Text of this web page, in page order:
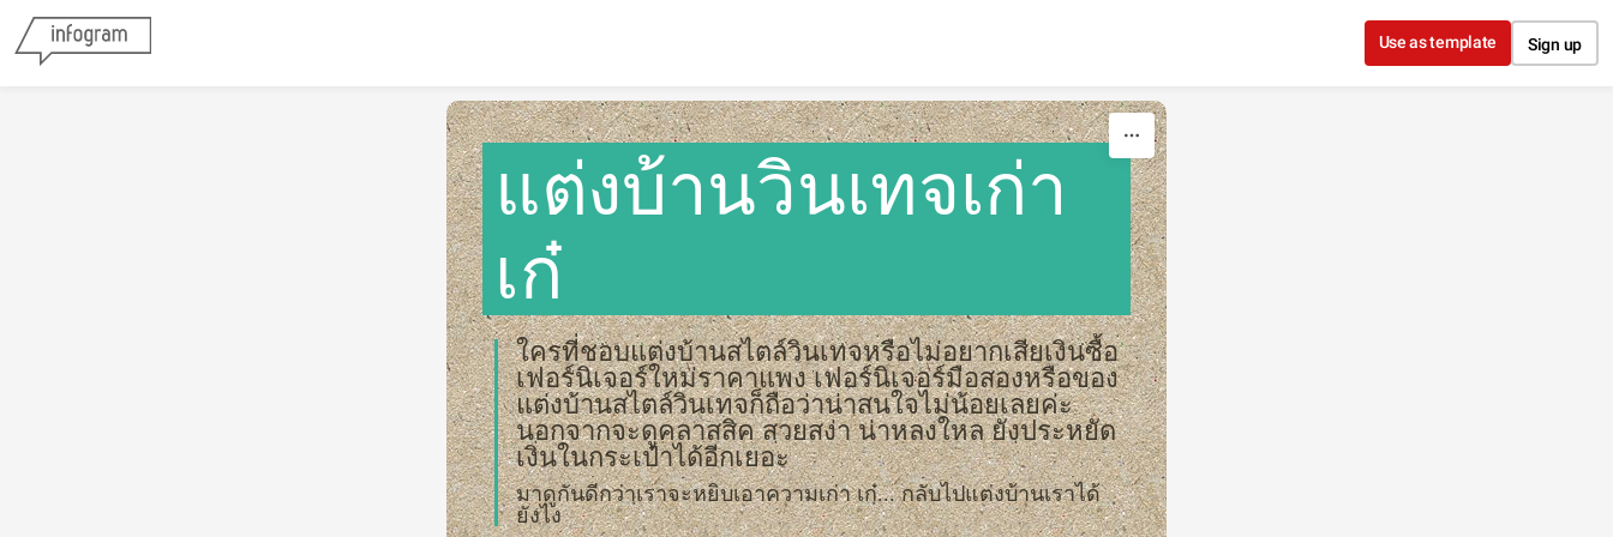
Use as template Sign up
แต่งบ้านวินเทจเก่า
เก๋
ใครที่ชอบแต่งบ้านสไตล์วินเทจหรือไม่อยากเสียเงินซื้อ
เฟอร์นิเจอร์ใหม่ราคาแพง เฟอร์นิเจอร์มือสองหรือของ
แต่งบ้านสไตล์วินเทจก็ถือว่าน่าสนใจไม่น้อยเลยค่ะ
นอกจากจะดูคลาสสิค สวยสง่า น่าหลงใหล ยังประหยัด
เงินในกระเป๋าได้อีกเยอะ
มาดูกันดีกว่าเราจะหยิบเอาความเก่า เก๋... กลับไปแต่งบ้านเราได้
ยังไง